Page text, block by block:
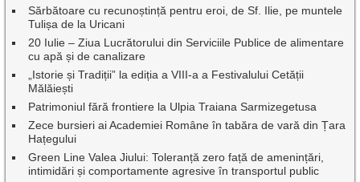
Sărbătoare cu recunoștință pentru eroi, de Sf. Ilie, pe muntele
Tulișa de la Uricani
20 Iulie – Ziua Lucrătorului din Serviciile Publice de alimentare
cu apă și de canalizare
„Istorie și Tradiții” la ediția a VIII-a a Festivalului Cetății
Mălăiești
Patrimoniul fără frontiere la Ulpia Traiana Sarmizegetusa
Zece bursieri ai Academiei Române în tabăra de vară din Țara
Hațegului
Green Line Valea Jiului: Toleranță zero față de amenințări,
intimidări și comportamente agresive în transportul public